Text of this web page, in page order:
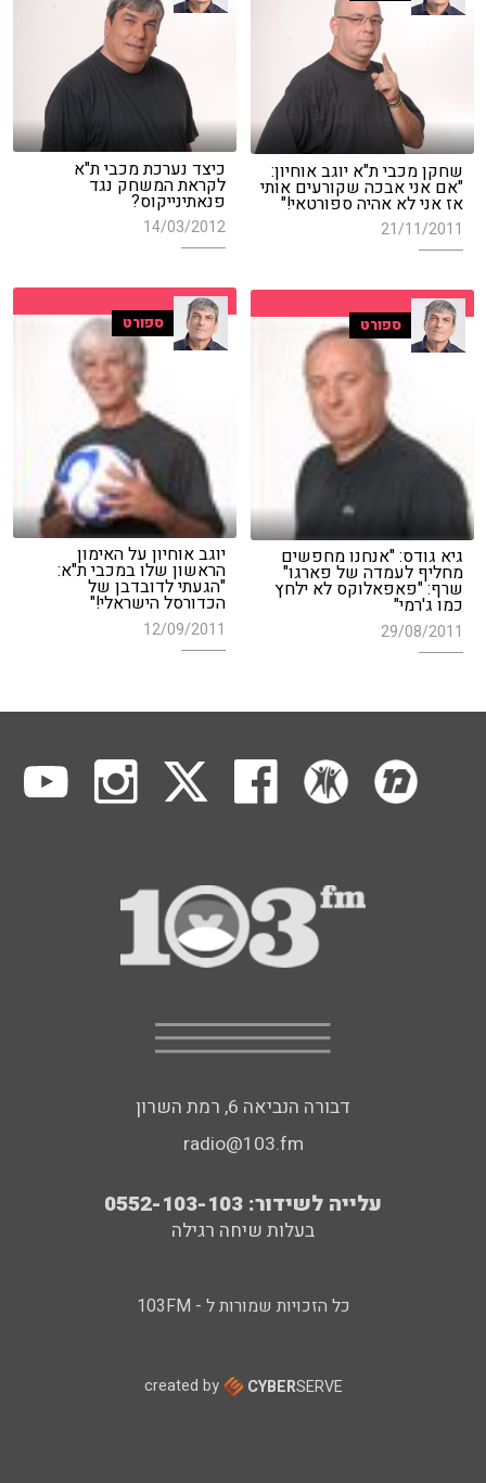
כיצד נערכת מכבי ת"א
לקראת המשחק נגד
פנאתינייקוס?
14/03/2012
שחקן מכבי ת"א יוגב אוחיון:
"אם אני אבכה שקורעים אותי
אז אני לא אהיה ספורטאי!"
21/11/2011
ספורט
יוגב אוחיון על האימון
הראשון שלו במכבי ת"א:
"הגעתי לדובדבן של
הכדורסל הישראלי!"
12/09/2011
ספורט
גיא גודס: "אנחנו מחפשים
מחליף לעמדה של פארגו"
שרף: "פאפאלוקס לא ילחץ
כמו ג'רמי"
29/08/2011
דבורה הנביאה 6, רמת השרון
radio@103.fm
עלייה לשידור: 0552-103-103
בעלות שיחה רגילה
כל הזכויות שמורות ל - 103FM
created by CYBERSERVE